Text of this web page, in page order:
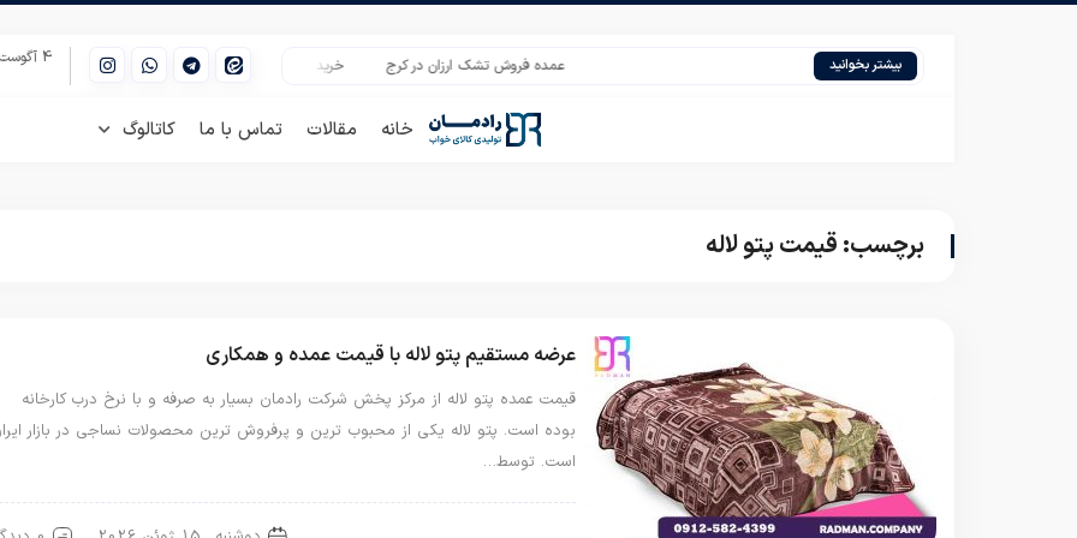
بیشتر بخوانید عمده فروش تشک ارزان در کرج خرید تشک جهیزیه مسافرتی از کارخانه قیمت عمده
4 آگوست 2026
خانه مقالات تماس با ما کاتالوگ
برچسب: قیمت پتو لاله
عرضه مستقیم پتو لاله با قیمت عمده و همکاری
قیمت عمده پتو لاله از مرکز پخش شرکت رادمان بسیار به صرفه و با نرخ درب کارخانه
بوده است. پتو لاله یکی از محبوب ترین و پرفروش ترین محصولات نساجی در بازار
است. توسط…